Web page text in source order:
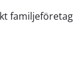
familjeföretag